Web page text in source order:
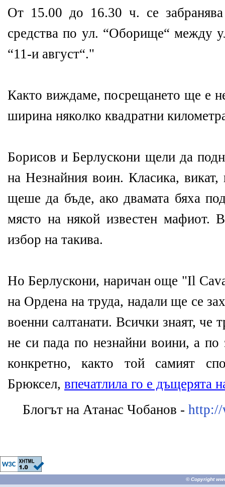
От 15.00 до 16.30 ч. се забранява
средства по ул. “Оборище“ между
“11-и август“."
Както виждаме, посрещането ще е
ширина няколко квадратни
Борисов и Берлускони щели да
на Незнайния воин. Класика,
щеше да бъде, ако двамата бяха
място на някой известен мафиот.
избор на такива.
Но Берлускони, наричан още "Il
на Ордена на труда, надали ще се
военни салтанати. Всички знаят, че
не си пада по незнайни воини, а
конкретно, както той самият
Брюксел, впечатлила го е дъщерята
Блогът на Атанас Чобанов - http://
© Copyright